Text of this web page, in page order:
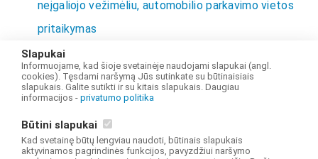
neįgaliojo vežimėliu, automobilio parkavimo vietos
pritaikymas
Išorinis pandusas, įėjimo ir vidinių durų pritaikymas
judantiems vežimėliuose.
Koridorių, san. mazgo patekimo į valgyklą
pritaikymas žmonėms su negalia, galimybė judėti
tarp aukštų.
Slapukai
Informuojame, kad šioje svetainėje naudojami slapukai (angl.
cookies). Tęsdami naršymą Jūs sutinkate su būtinaisiais
slapukais. Galite sutikti ir su kitais slapukais. Daugiau
informacijos - privatumo politika
Būtini slapukai
Kad svetainę būtų lengviau naudoti, būtinais slapukais
aktyvinamos pagrindinės funkcijos, pavyzdžiui naršymo